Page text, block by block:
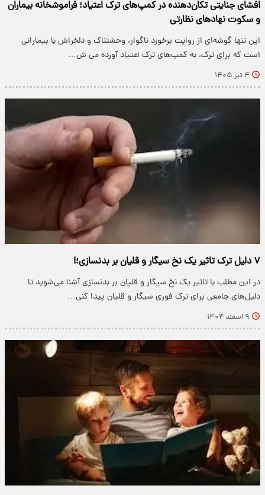
افشای جنایتی تکان‌دهنده در کمپ‌های ترک اعتیاد؛ فراموشخانه بیماران
و سکوت نهادهای نظارتی
این تنها گوشه‌ای از روایت برخورد ناگوار، وحشتناک و دلخراش با بیمارانی
است که برای ترک، به کمپ‌های ترک اعتیاد آورده می ش…
۴ تیر ۱۴۰۵
۷ دلیل ترک تاثیر یک نخ سیگار و قلیان بر بدنسازی؛!
در این مطلب با تاثیر یک نخ سیگار و قلیان بر بدنسازی آشنا می‌شوید تا
دلیل‌های جامعی برای ترک فوری سیگار و قلیان پیدا کنی…
۹ اسفند ۱۴۰۴